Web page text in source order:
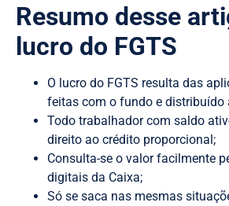
Resumo desse
lucro do FGTS
O lucro do FGTS resulta das
feitas com o fundo e distribuído
Todo trabalhador com saldo
direito ao crédito proporcional;
Consulta-se o valor facilmente
digitais da Caixa;
Só se saca nas mesmas